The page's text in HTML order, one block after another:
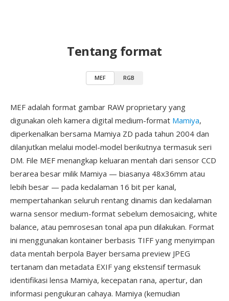
Tentang format
MEF RGB
MEF adalah format gambar RAW proprietary yang
digunakan oleh kamera digital medium-format Mamiya,
diperkenalkan bersama Mamiya ZD pada tahun 2004 dan
dilanjutkan melalui model-model berikutnya termasuk seri
DM. File MEF menangkap keluaran mentah dari sensor CCD
berarea besar milik Mamiya — biasanya 48x36mm atau
lebih besar — pada kedalaman 16 bit per kanal,
mempertahankan seluruh rentang dinamis dan kedalaman
warna sensor medium-format sebelum demosaicing, white
balance, atau pemrosesan tonal apa pun dilakukan. Format
ini menggunakan kontainer berbasis TIFF yang menyimpan
data mentah berpola Bayer bersama preview JPEG
tertanam dan metadata EXIF yang ekstensif termasuk
identifikasi lensa Mamiya, kecepatan rana, apertur, dan
informasi pengukuran cahaya. Mamiya (kemudian